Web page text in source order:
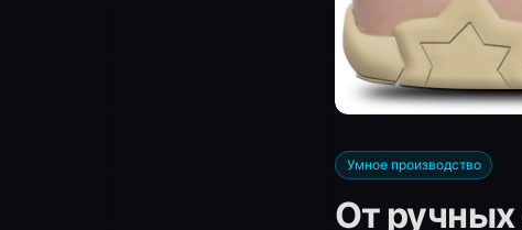
Умное производство
От ручных